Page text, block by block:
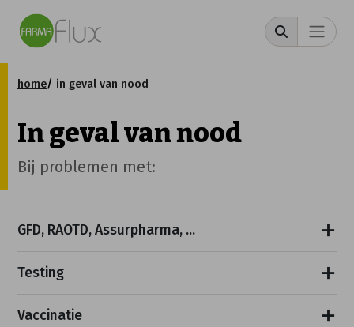
home in geval van nood
In geval van nood
Bij problemen met:
GFD, RAOTD, Assurpharma, ...
Testing
Vaccinatie